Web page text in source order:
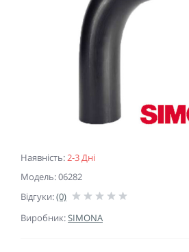
Наявність:2-3 Дні
Модель: 06282
Відгуки:(0)
Виробник:SIMONA